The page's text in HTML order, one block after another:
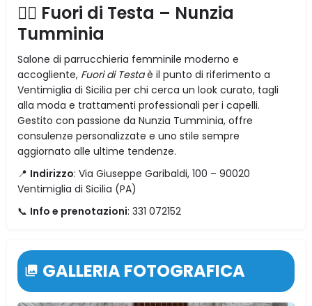
💇‍♀️ Fuori di Testa – Nunzia
Tumminia
Salone di parrucchieria femminile moderno e
accogliente, Fuori di Testaè il punto di riferimento a
Ventimiglia di Sicilia per chi cerca un look curato, tagli
alla moda e trattamenti professionali per i capelli.
Gestito con passione da Nunzia Tumminia, offre
consulenze personalizzate e uno stile sempre
aggiornato alle ultime tendenze.
📍 Indirizzo: Via Giuseppe Garibaldi, 100 – 90020
Ventimiglia di Sicilia (PA)
📞 Info e prenotazioni: 331 072152
GALLERIA FOTOGRAFICA